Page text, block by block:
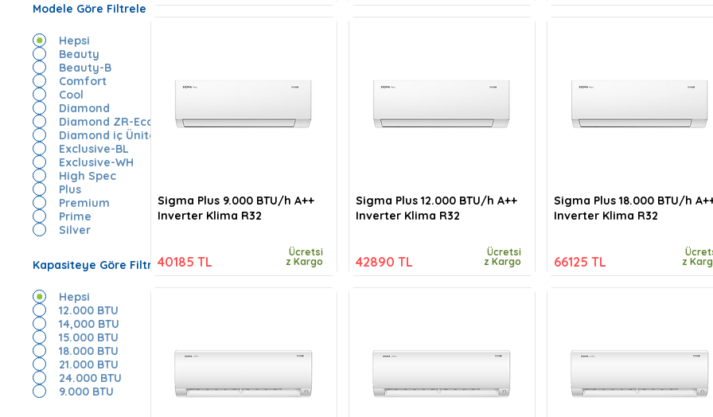
Modele Göre Filtrele
Hepsi
Beauty
Beauty-B
Comfort
Cool
Diamond
Diamond ZR-Eco
Diamond iç Ünite
Exclusive-BL
Exclusive-WH
High Spec
Plus
Premium
Prime
Silver
Kapasiteye Göre Filtrele
Hepsi
12.000 BTU
14,000 BTU
15.000 BTU
18.000 BTU
21.000 BTU
24.000 BTU
9.000 BTU
Sigma Plus 9.000 BTU/h A++
Inverter Klima R32
40185 TL
Ücretsi
z Kargo
Sigma Plus 12.000 BTU/h A++
Inverter Klima R32
42890 TL
Ücretsi
z Kargo
Sigma Plus 18.000 BTU/h
Inverter Klima R32
66125 TL
z